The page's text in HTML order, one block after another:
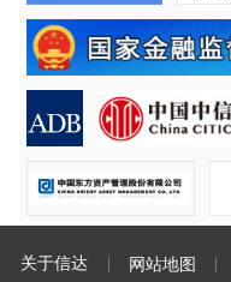
关于信达 网站地图